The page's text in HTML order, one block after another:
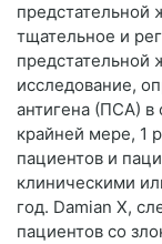
предстательной
тщательное и
предстательной
исследование,
антигена (ПСА) в
крайней мере, 1
пациентов и
клиническими
год. Damian X,
пациентов со